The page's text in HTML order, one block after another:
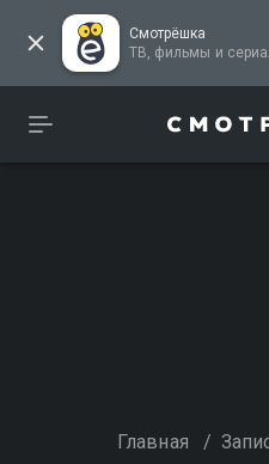
Смотрёшка
ТВ, фильмы и
Главная /